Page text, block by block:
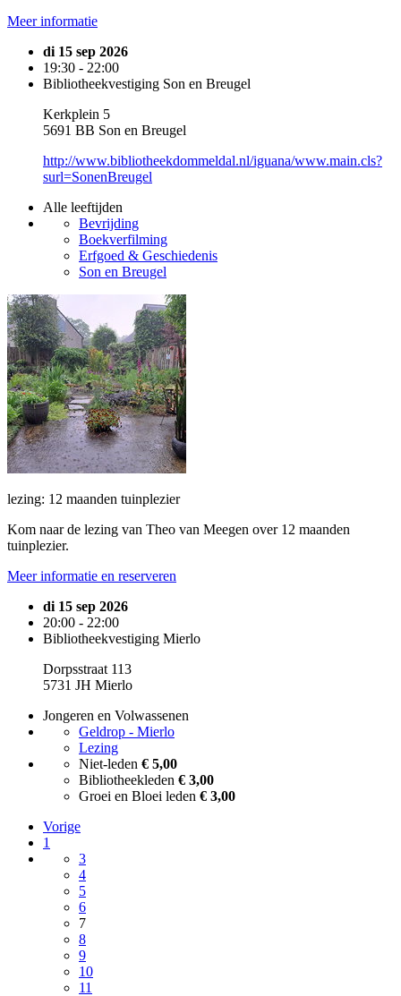
Meer informatie
di 15 sep 2026
19:30 - 22:00
Bibliotheekvestiging Son en Breugel
Kerkplein 5
5691 BB Son en Breugel
http://www.bibliotheekdommeldal.nl/iguana/www.main.cls?
surl=SonenBreugel
Alle leeftijden
Bevrijding
Boekverfilming
Erfgoed & Geschiedenis
Son en Breugel
lezing: 12 maanden tuinplezier
Kom naar de lezing van Theo van Meegen over 12 maanden
tuinplezier.
Meer informatie en reserveren
di 15 sep 2026
20:00 - 22:00
Bibliotheekvestiging Mierlo
Dorpsstraat 113
5731 JH Mierlo
Jongeren en Volwassenen
Geldrop - Mierlo
Lezing
Niet-leden € 5,00
Bibliotheekleden € 3,00
Groei en Bloei leden € 3,00
Vorige
1
3
4
5
6
7
8
9
10
11